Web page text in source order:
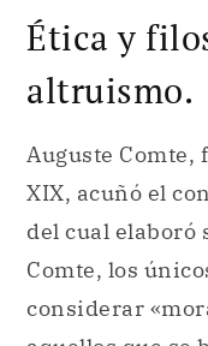
Ética y
altruismo.
Auguste Comte,
XIX, acuñó el
del cual elaboró
Comte, los
considerar